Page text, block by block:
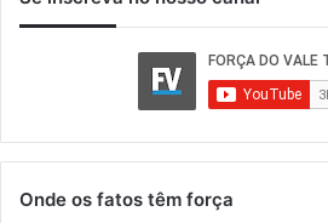
Onde os fatos têm força